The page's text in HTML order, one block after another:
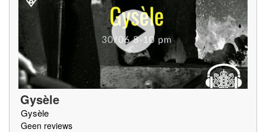
Gysèle
Gysèle
Geen reviews